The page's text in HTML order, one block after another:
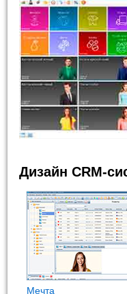
Дизайн CRM-
Мечта